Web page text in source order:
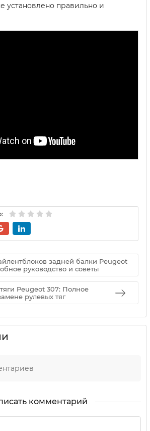
установлено правильно и
задней балки Peugeot
руководство и советы
Peugeot 307: Полное
рулевых тяг
комментарий